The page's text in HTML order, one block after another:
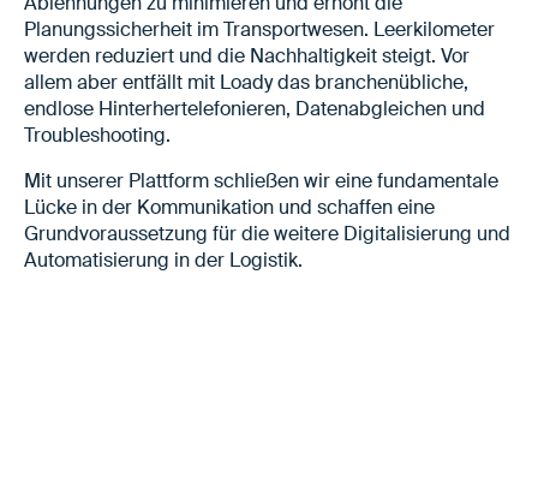
Planungssicherheit im Transportwesen. Leerkilometer
werden reduziert und die Nachhaltigkeit steigt. Vor
allem aber entfällt mit Loady das branchenübliche,
endlose Hinterhertelefonieren, Datenabgleichen und
Troubleshooting.
Mit unserer Plattform schließen wir eine fundamentale
Lücke in der Kommunikation und schaffen eine
Grundvoraussetzung für die weitere Digitalisierung und
Automatisierung in der Logistik.